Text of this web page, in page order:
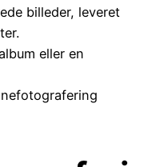
billeder, leveret
eller en